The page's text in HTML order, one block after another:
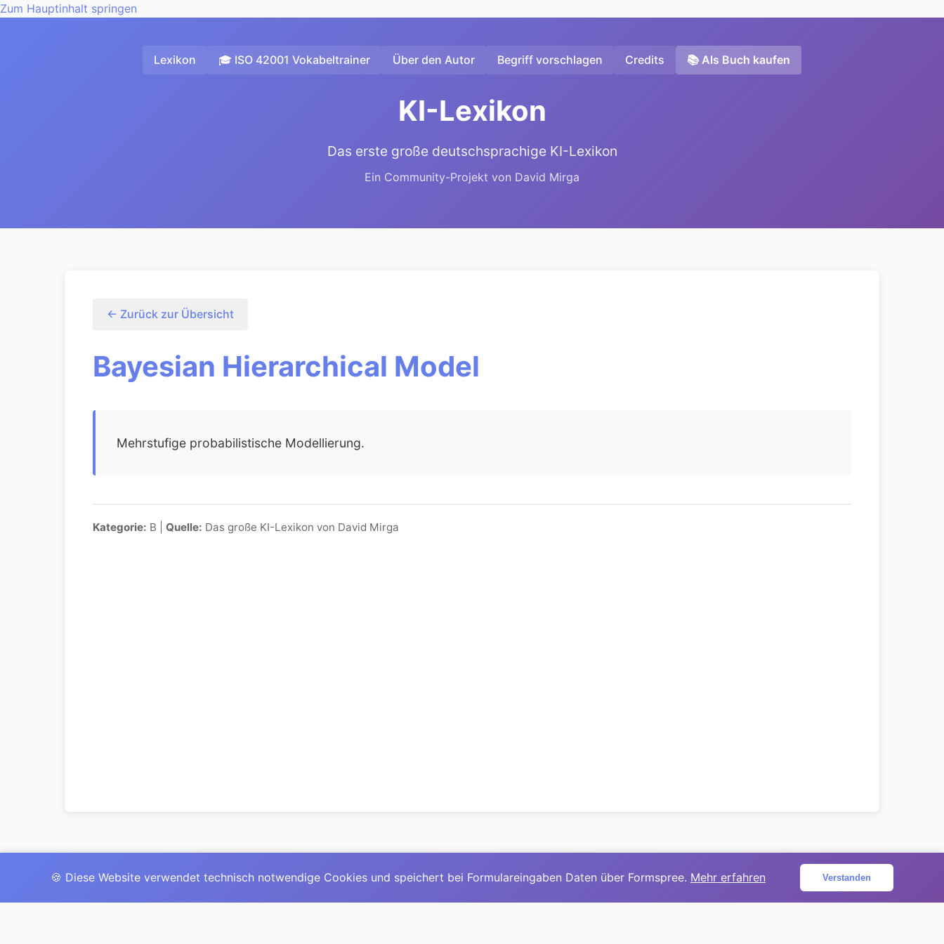
Zum Hauptinhalt springen
Lexikon 🎓 ISO 42001 Vokabeltrainer Über den Autor Begriff vorschlagen Credits 📚 Als Buch kaufen
KI-Lexikon
Das erste große deutschsprachige KI-Lexikon
Ein Community-Projekt von David Mirga
← Zurück zur Übersicht
Bayesian Hierarchical Model
Mehrstufige probabilistische Modellierung.
Kategorie: B | Quelle: Das große KI-Lexikon von David Mirga
© 2025David Mirga|LinkedIn|davidmirga.com
🍪 Diese Website verwendet technisch notwendige Cookies und speichert bei Formulareingaben Daten über Formspree. Mehr erfahren Verstanden